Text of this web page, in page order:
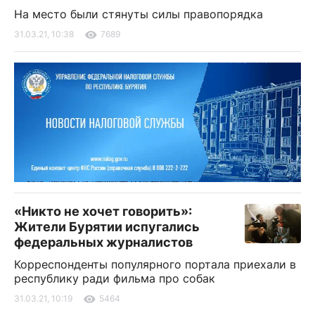
На место были стянуты силы правопорядка
31.03.21, 10:38 7689
«Никто не хочет говорить»:
Жители Бурятии испугались
федеральных журналистов
Корреспонденты популярного портала приехали в
республику ради фильма про собак
31.03.21, 10:19 5464